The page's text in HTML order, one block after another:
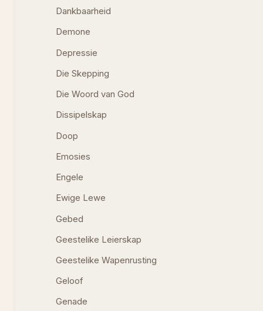
Dankbaarheid
Demone
Depressie
Die Skepping
Die Woord van God
Dissipelskap
Doop
Emosies
Engele
Ewige Lewe
Gebed
Geestelike Leierskap
Geestelike Wapenrusting
Geloof
Genade